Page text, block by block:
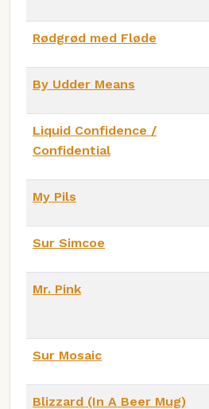
Rødgrød med Fløde
By Udder Means
Liquid Confidence /
Confidential
My Pils
Sur Simcoe
Mr. Pink
Sur Mosaic
Blizzard (In A Beer Mug)